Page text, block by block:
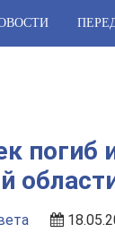
погиб